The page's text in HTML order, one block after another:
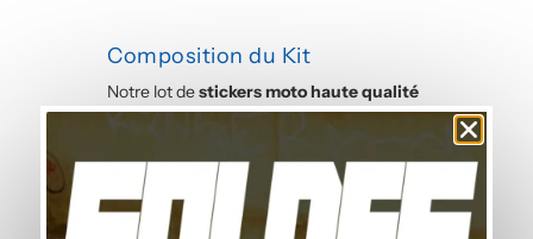
Composition du Kit
Notre lot destickers moto haute qualité
F900R (2020) contient :
3 garde-boue avant
4 côtés de réservoir
2 côtés face avant
2 côtés de coque arrière